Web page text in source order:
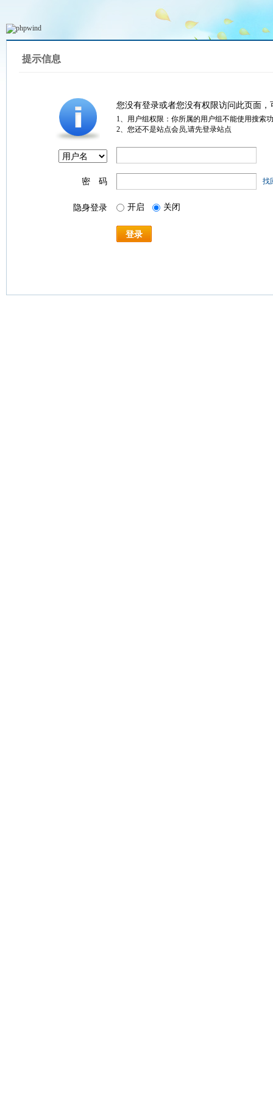
提示信息
您没有登录或者您没有权限访问此页面
1、用户组权限：你所属的用户组不能使用搜索
2、您还不是站点会员,请先登录站点
密 码 找
隐身登录 开启 关闭
登录